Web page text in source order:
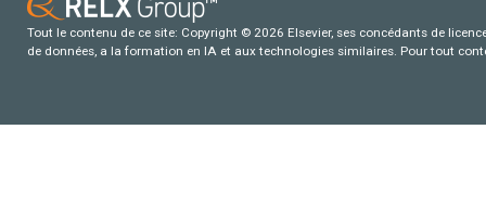
Tout le contenu de ce site: Copyright © 2026 Elsevier, ses concédants de
de données, a la formation en IA et aux technologies similaires. Pour tout